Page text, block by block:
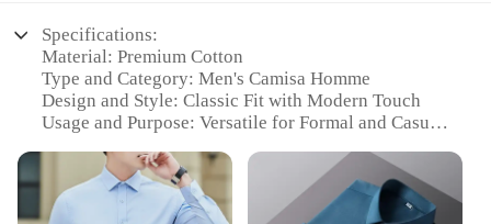
Specifications:
Material: Premium Cotton
Type and Category: Men's Camisa Homme
Design and Style: Classic Fit with Modern Touch
Usage and Purpose: Versatile for Formal and Casual
Shape or Size or Weight or Quantity: Available in
Multiple Sizes and Quantities
Performance and Property: Comfortable and